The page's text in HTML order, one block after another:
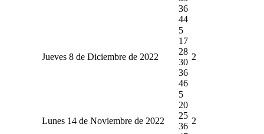
36
44
Jueves 8 de Diciembre de 2022
5
17
28
30
36
46
2
Lunes 14 de Noviembre de 2022
5
20
25
36
2